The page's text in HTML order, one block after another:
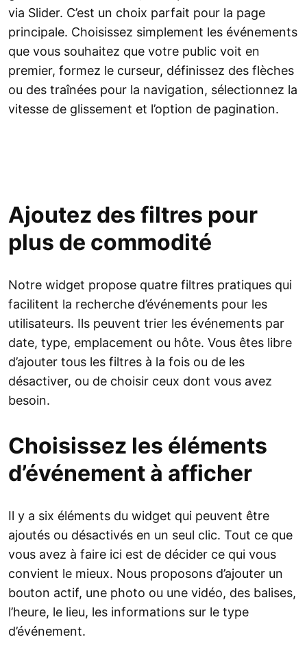
via Slider. C’est un choix parfait pour la page
principale. Choisissez simplement les événements
que vous souhaitez que votre public voit en
premier, formez le curseur, définissez des flèches
ou des traînées pour la navigation, sélectionnez la
vitesse de glissement et l’option de pagination.
Ajoutez des filtres pour
plus de commodité
Notre widget propose quatre filtres pratiques qui
facilitent la recherche d’événements pour les
utilisateurs. Ils peuvent trier les événements par
date, type, emplacement ou hôte. Vous êtes libre
d’ajouter tous les filtres à la fois ou de les
désactiver, ou de choisir ceux dont vous avez
besoin.
Choisissez les éléments
d’événement à afficher
Il y a six éléments du widget qui peuvent être
ajoutés ou désactivés en un seul clic. Tout ce que
vous avez à faire ici est de décider ce qui vous
convient le mieux. Nous proposons d’ajouter un
bouton actif, une photo ou une vidéo, des balises,
l’heure, le lieu, les informations sur le type
d’événement.